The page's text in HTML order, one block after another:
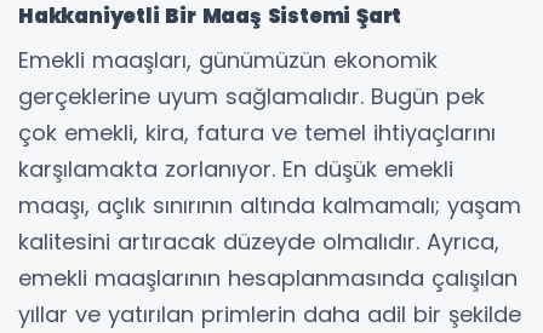
Hakkaniyetli Bir Maaş Sistemi Şart
Emekli maaşları, günümüzün ekonomik
gerçeklerine uyum sağlamalıdır. Bugün pek
çok emekli, kira, fatura ve temel ihtiyaçlarını
karşılamakta zorlanıyor. En düşük emekli
maaşı, açlık sınırının altında kalmamalı; yaşam
kalitesini artıracak düzeyde olmalıdır. Ayrıca,
emekli maaşlarının hesaplanmasında çalışılan
yıllar ve yatırılan primlerin daha adil bir şekilde